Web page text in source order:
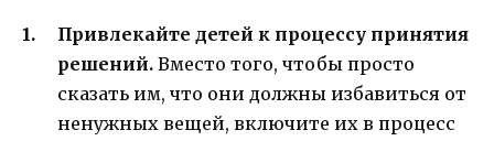
Привлекайте детей к процессу принятия
решений. Вместо того, чтобы просто
сказать им, что они должны избавиться от
ненужных вещей, включите их в процесс